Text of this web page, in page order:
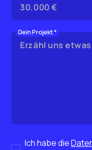
Dein Projekt *
Ich habe die